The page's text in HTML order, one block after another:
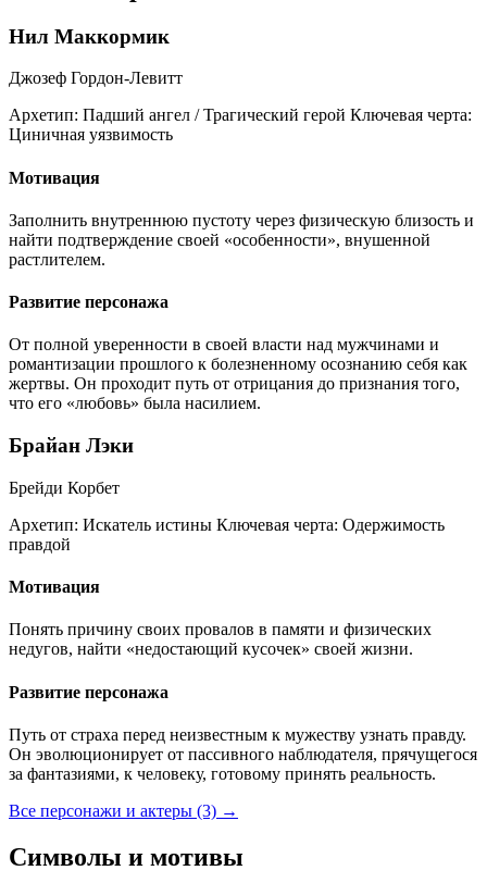
Нил Маккормик
Джозеф Гордон-Левитт
Архетип: Падший ангел / Трагический герой Ключевая черта:
Циничная уязвимость
Мотивация
Заполнить внутреннюю пустоту через физическую близость и
найти подтверждение своей «особенности», внушенной
растлителем.
Развитие персонажа
От полной уверенности в своей власти над мужчинами и
романтизации прошлого к болезненному осознанию себя как
жертвы. Он проходит путь от отрицания до признания того,
что его «любовь» была насилием.
Брайан Лэки
Брейди Корбет
Архетип: Искатель истины Ключевая черта: Одержимость
правдой
Мотивация
Понять причину своих провалов в памяти и физических
недугов, найти «недостающий кусочек» своей жизни.
Развитие персонажа
Путь от страха перед неизвестным к мужеству узнать правду.
Он эволюционирует от пассивного наблюдателя, прячущегося
за фантазиями, к человеку, готовому принять реальность.
Все персонажи и актеры (3) →
Символы и мотивы